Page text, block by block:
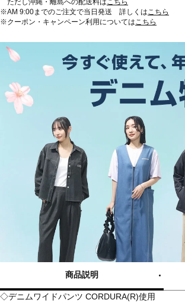
ただし沖縄・離島への配送料はこちら
※AM 9:00までのご注文で当日発送 詳しくはこちら
※クーポン・キャンペーン利用についてはこちら
商品説明
◇デニムワイドパンツ CORDURA(R)使用